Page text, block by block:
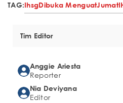
TAG:IhsgDibuka MenguatJumat
Tim Editor
Anggie Ariesta
Reporter
Nia Deviyana
Editor